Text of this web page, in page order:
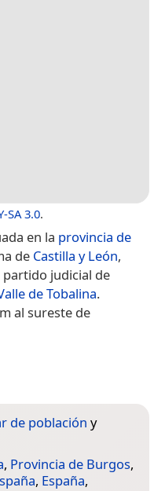
SA 3.0.
en la provincia de
de Castilla y León,
partido judicial de
de Tobalina.
al sureste de
de población y
, Provincia de Burgos,
, España,